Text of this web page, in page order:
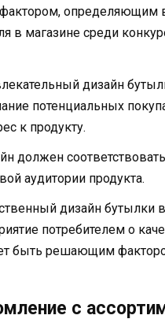
определяющим
в магазине среди
дизайн
потенциальных
к продукту.
должен
аудитории продукта.
дизайн бутылки
потребителем о
быть решающим
с